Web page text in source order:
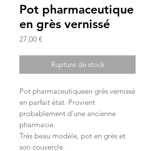
Pot pharmaceutique
en grès vernissé
27,00 €Prix
Rupture de stock
Pot pharmaceutiqueen grès vernissé
en parfait état. Provient
probablement d'une ancienne
pharmacie.
Très beau modèle, pot en grès et
son couvercle.